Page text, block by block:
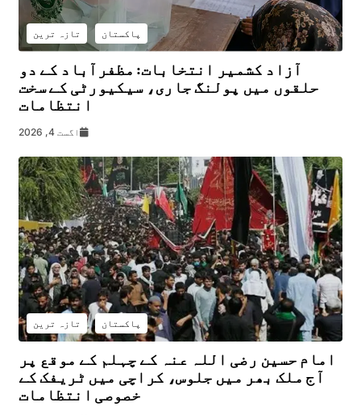
پاکستان تازہ ترین
آزاد کشمیر انتخابات: مظفرآباد کے دو
حلقوں میں پولنگ جاری، سیکیورٹی کے سخت
انتظامات
اگست 4, 2026
پاکستان تازہ ترین
امام حسین رضی اللہ عنہ کے چہلم کے موقع پر
آج ملک بھر میں جلوس، کراچی میں ٹریفک کے
خصوصی انتظامات